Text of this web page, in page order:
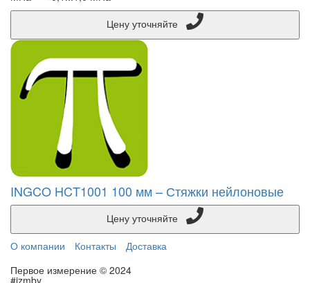
INGCO HCT1001 100 мм – Стяжки нейлоновые
О компании
Контакты
Доставка
Первое измерение © 2024
#izmby